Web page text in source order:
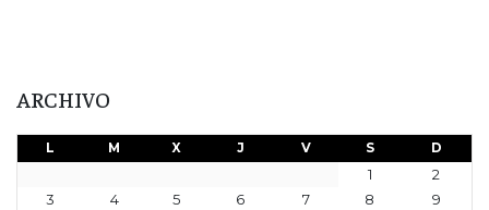
ARCHIVO
L M X J V S D
1
2
3
4 5 6 7 8
9